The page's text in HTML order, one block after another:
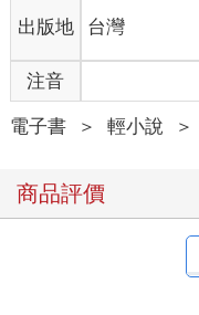
出版地 台灣
注音
電子書 ＞ 輕小說 ＞
商品評價